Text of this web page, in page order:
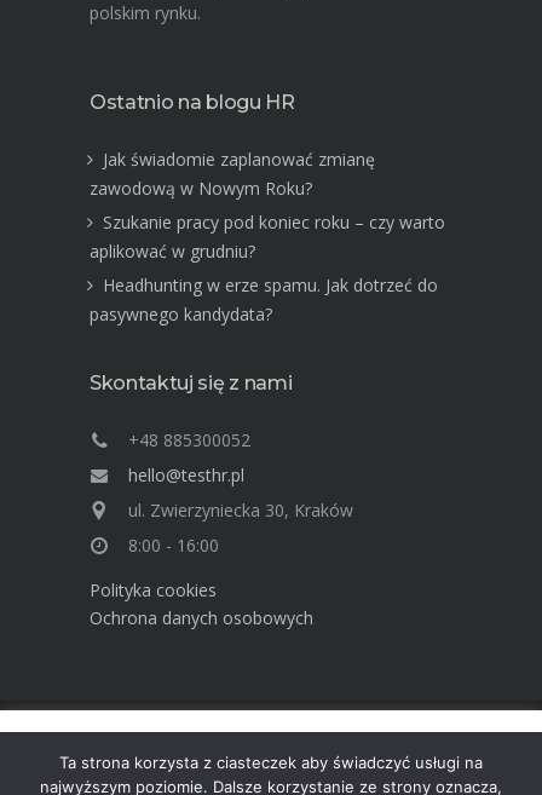
polskim rynku.
Ostatnio na blogu HR
Jak świadomie zaplanować zmianę
zawodową w Nowym Roku?
Szukanie pracy pod koniec roku – czy warto
aplikować w grudniu?
Headhunting w erze spamu. Jak dotrzeć do
pasywnego kandydata?
Skontaktuj się z nami
+48 885300052
hello@testhr.pl
ul. Zwierzyniecka 30, Kraków
8:00 - 16:00
Polityka cookies
Ochrona danych osobowych
Advisory Group TEST Human Resources ©
2025
używania. Korzystając ze strony wyrażasz zgodę na używanie
Ta strona korzysta z ciasteczek aby świadczyć usługi na
najwyższym poziomie. Dalsze korzystanie ze strony oznacza,